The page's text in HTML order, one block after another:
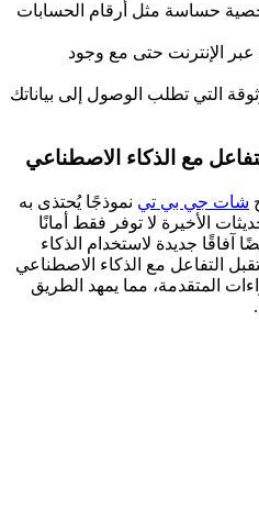
حساسة مثل أرقام الحسابات
الإنترنت حتى مع وجود
التي تطلب الوصول إلى بياناتك
مع الذكاء الاصطناعي
شات جي بي تي نموذجًا يُحتذى به
الأخيرة لا توفر فقط أمانًا
آفاقًا جديدة لاستخدام الذكاء
التفاعل مع الذكاء الاصطناعي
المتقدمة، مما يمهد الطريق